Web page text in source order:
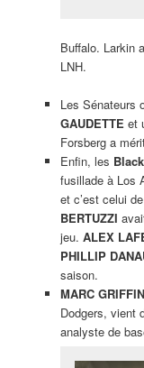
Buffalo. Larkin
LNH.
Les Sénateurs
GAUDETTE et
Forsberg a
Enfin, les
fusillade à Los
et c’est celui de
BERTUZZI
jeu. ALEX
PHILLIP
saison.
MARC
Dodgers, vient
analyste de